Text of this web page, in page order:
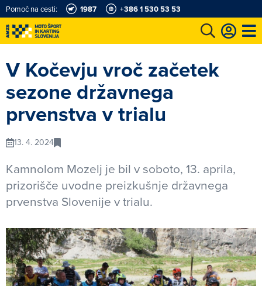
Pomoč na cesti: 1987 +386 1 530 53 53
V Kočevju vroč začetek
sezone državnega
prvenstva v trialu
13. 4. 2024
Kamnolom Mozelj je bil v soboto, 13. aprila,
prizorišče uvodne preizkušnje državnega
prvenstva Slovenije v trialu.